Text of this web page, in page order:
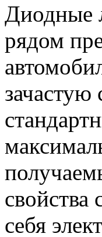
Диодные
рядом
свойства
себя